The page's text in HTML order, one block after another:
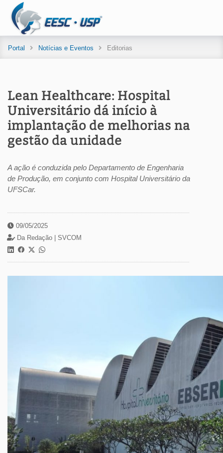
Portal Notícias e Eventos Editorias
Lean Healthcare: Hospital
Universitário dá início à
implantação de melhorias na
gestão da unidade
A ação é conduzida pelo Departamento de Engenharia
de Produção, em conjunto com Hospital Universitário da
UFSCar.
09/05/2025
Da Redação | SVCOM